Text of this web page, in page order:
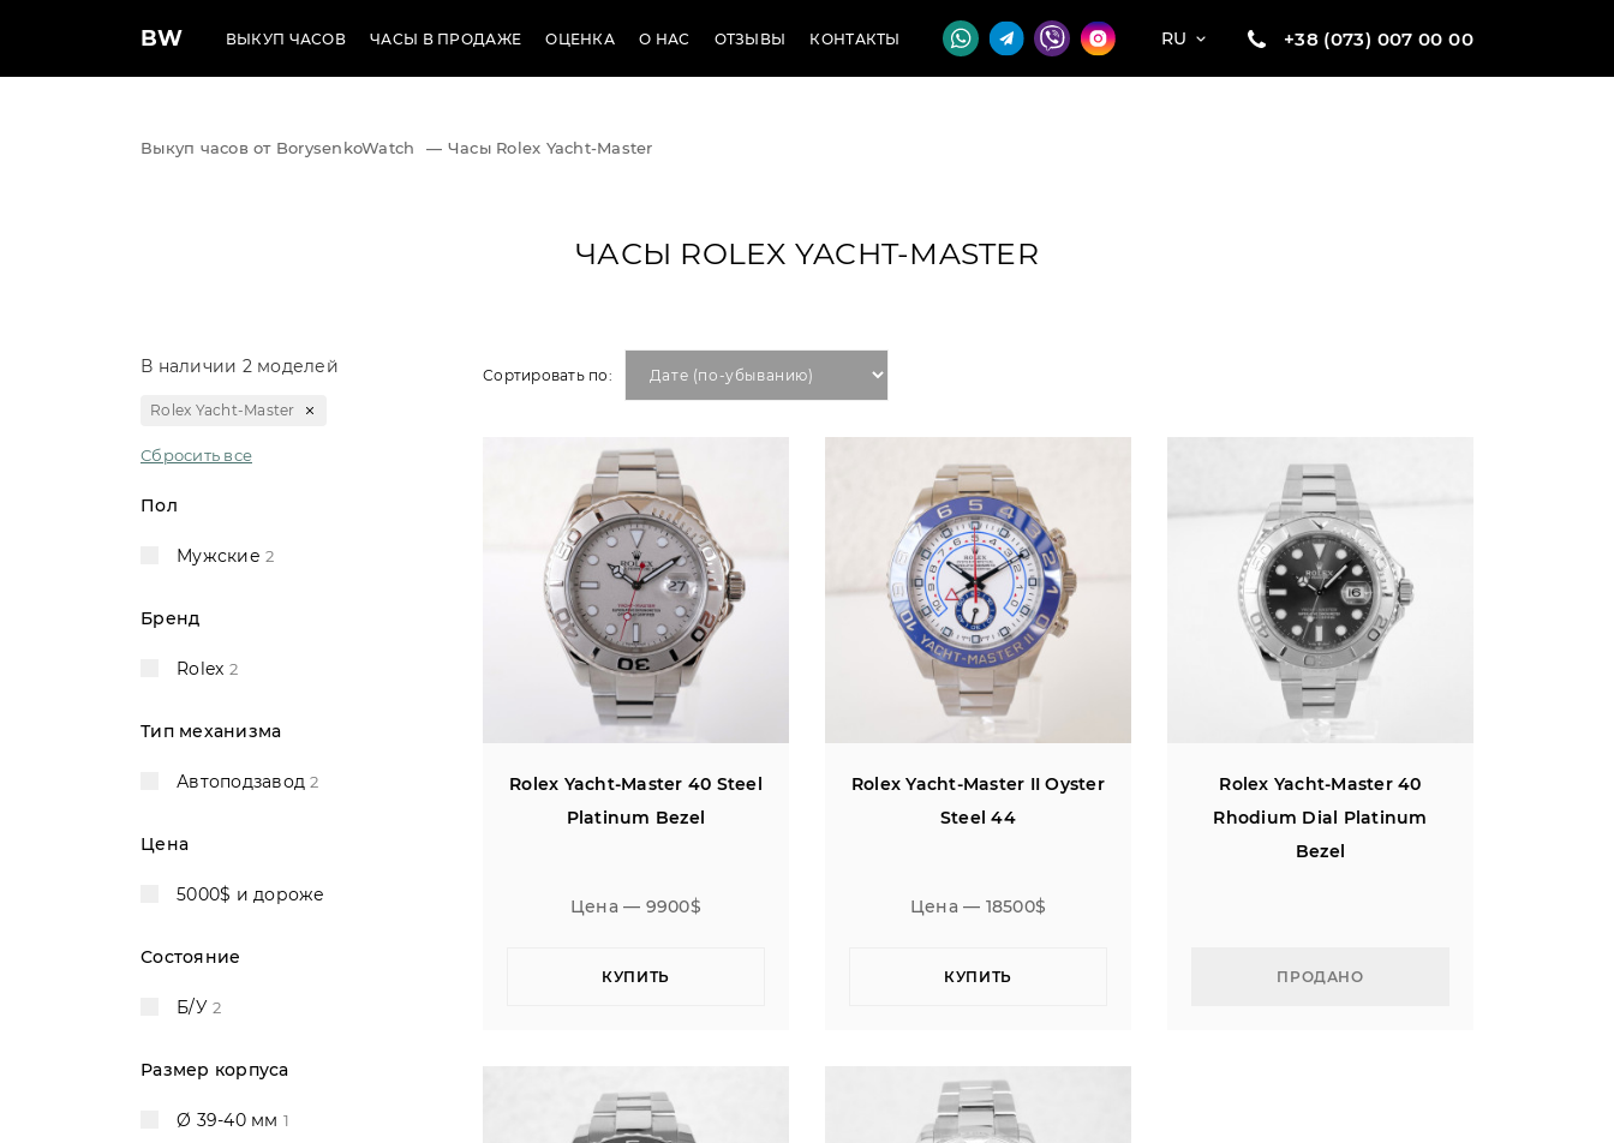
BW ВЫКУП ЧАСОВ ЧАСЫ В ПРОДАЖЕ ОЦЕНКА О НАС ОТЗЫВЫ КОНТАКТЫ RU +38 (073) 007 00 00
Выкуп часов от BorysenkoWatch — Часы Rolex Yacht-Master
ЧАСЫ ROLEX YACHT-MASTER
В наличии 2 моделей
Rolex Yacht-Master
Сбросить все
Пол
Мужские 2
Бренд
Rolex 2
Тип механизма
Автоподзавод2
Цена
5000$ и дороже
Состояние
Б/У 2
Размер корпуса
Ø 39-40 мм 1
Сортировать по:
Rolex Yacht-Master 40 Steel
Platinum Bezel
Цена — 9900$
КУПИТЬ
Rolex Yacht-Master II Oyster
Steel 44
Цена — 18500$
КУПИТЬ
Rolex Yacht-Master 40
Rhodium Dial Platinum
Bezel
ПРОДАНО